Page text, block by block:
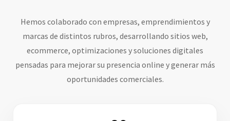
Hemos colaborado con empresas, emprendimientos y
marcas de distintos rubros, desarrollando sitios web,
ecommerce, optimizaciones y soluciones digitales
pensadas para mejorar su presencia online y generar más
oportunidades comerciales.